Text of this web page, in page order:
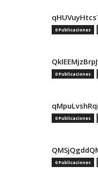
0 Publicaciones
0 Publicaciones
0 Publicaciones
0 Publicaciones